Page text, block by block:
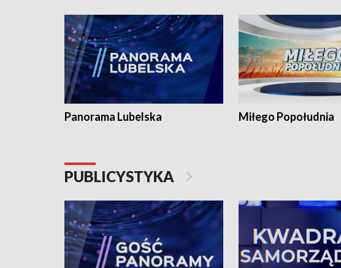
Panorama Lubelska Miłego Popołudnia
PUBLICYSTYKA